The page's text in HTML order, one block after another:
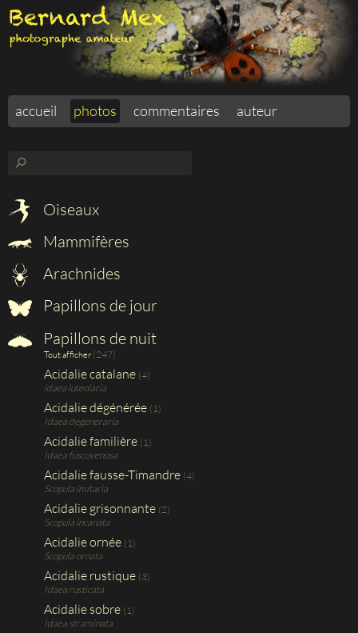
accueil photos commentaires auteur
⚲
Oiseaux
Mammifères
Arachnides
Papillons de jour
Papillons de nuit
Tout afficher (247)
Acidalie catalane (4)
idaea luteolaria
Acidalie dégénérée (1)
Idaea degeneraria
Acidalie familière (1)
Idaea fuscovenosa
Acidalie fausse-Timandre (4)
Scopula imitaria
Acidalie grisonnante (2)
Scopula incanata
Acidalie ornée (1)
Scopula ornata
Acidalie rustique (3)
Idaea rusticata
Acidalie sobre (1)
Idaea straminata